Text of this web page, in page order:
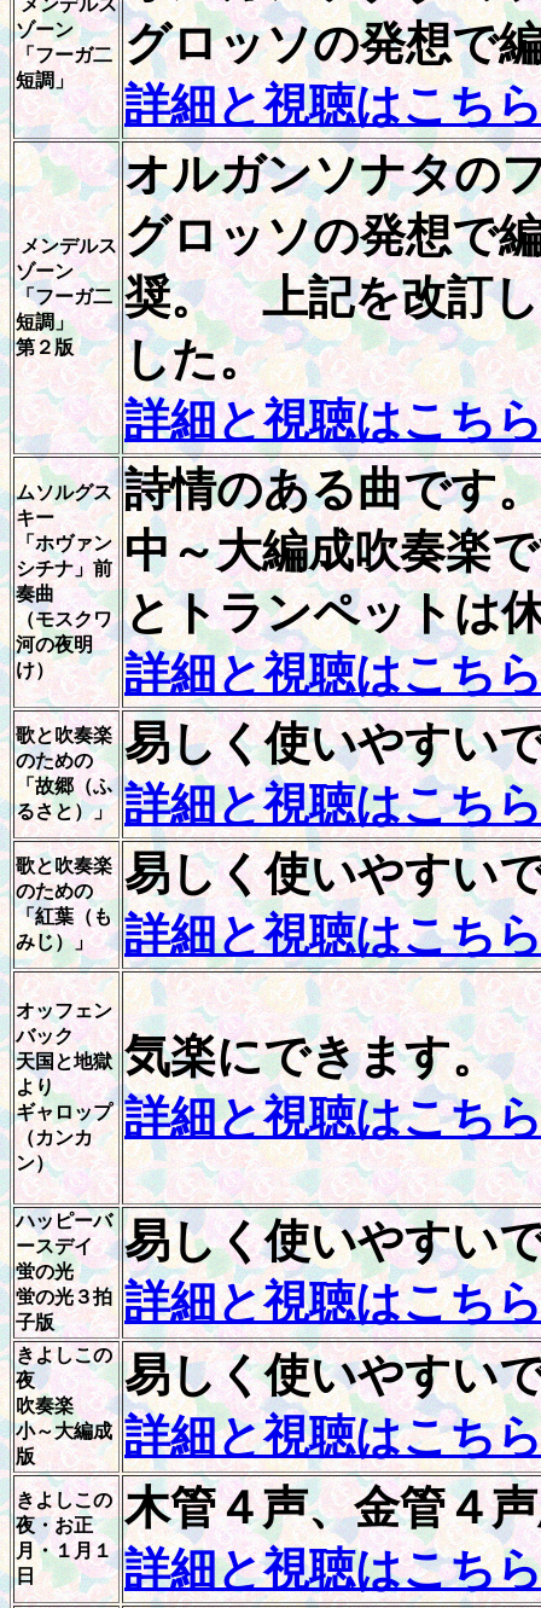
メンデルス
ゾーン
「フーガ二
短調」
グロッソの発想で
詳細と視聴はこち
メンデルス
ゾーン
「フーガ二
短調」
第２版
オルガンソナタの
グロッソの発想で
奨。 上記を改訂
した。
詳細と視聴はこち
ムソルグス
キー
「ホヴァン
シチナ」前
奏曲
（モスクワ
河の夜明
け）
詩情のある曲です
中～大編成吹奏楽
とトランペットは
詳細と視聴はこち
歌と吹奏楽
のための
「故郷（ふ
るさと）」
易しく使いやすい
詳細と視聴はこち
歌と吹奏楽
のための
「紅葉（も
みじ）」
易しく使いやすい
詳細と視聴はこち
オッフェン
バック
天国と地獄
より
ギャロップ
（カンカ
ン）
気楽にできます。
詳細と視聴はこち
ハッピーバ
ースデイ
蛍の光
蛍の光３拍
子版
易しく使いやすい
詳細と視聴はこち
きよしこの
夜
吹奏楽
小～大編成
版
易しく使いやすい
詳細と視聴はこち
きよしこの
夜・お正
月・１月１
日
木管４声、金管４
詳細と視聴はこち